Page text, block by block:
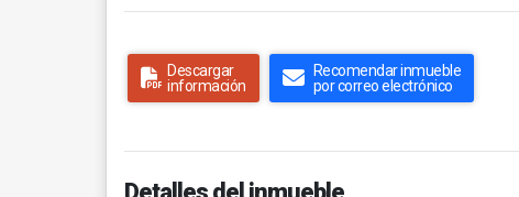
Descargar
información
Recomendar inmueble
por correo electrónico